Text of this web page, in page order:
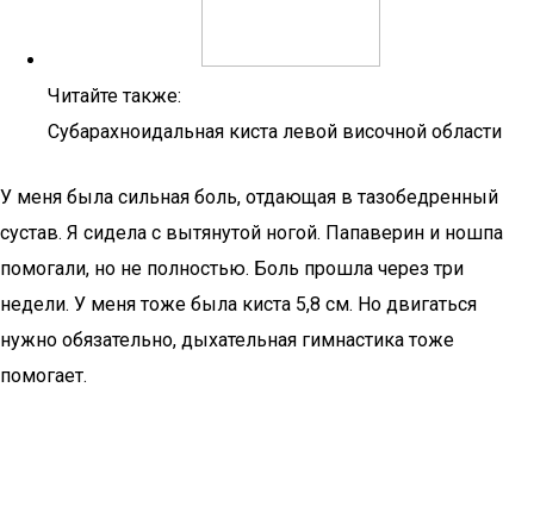
Читайте также:
Субарахноидальная киста левой височной области
У меня была сильная боль, отдающая в тазобедренный
сустав. Я сидела с вытянутой ногой. Папаверин и ношпа
помогали, но не полностью. Боль прошла через три
недели. У меня тоже была киста 5,8 см. Но двигаться
нужно обязательно, дыхательная гимнастика тоже
помогает.